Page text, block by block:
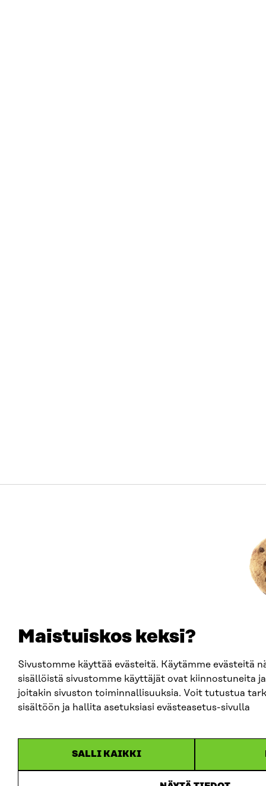
Maistuiskos keksi?
Sivustomme käyttää evästeitä. Käytämme evästeitä
sisällöistä sivustomme käyttäjät ovat kiinnostuneita
joitakin sivuston toiminnallisuuksia. Voit tutustua
sisältöön ja hallita asetuksiasi evästeasetus-sivulla
SALLI KAIKKI